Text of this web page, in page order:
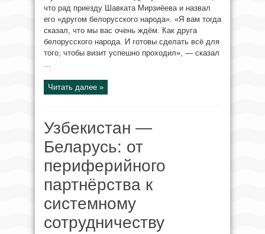
что рад приезду Шавката Мирзиёева и назвал
его «другом белорусского народа». «Я вам тогда
сказал, что мы вас очень ждём. Как друга
белорусского народа. И готовы сделать всё для
того, чтобы визит успешно проходил», — сказал
...
Читать далее »
Узбекистан —
Беларусь: от
периферийного
партнёрства к
системному
сотрудничеству